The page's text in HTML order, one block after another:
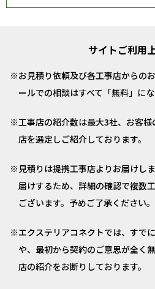
サイトご利用
お見積り依頼及び各工事店からの
ールでの相談はすべて「無料」にな
工事店の紹介数は最大3社、お客
店を選定しご紹介しております。
見積りは提携工事店よりお届けし
届けするため、詳細の確認で複数
ございます。予めご了承ください。
エクステリアコネクトでは、すで
や、最初から契約のご意思が全く
店の紹介をお断りしております。